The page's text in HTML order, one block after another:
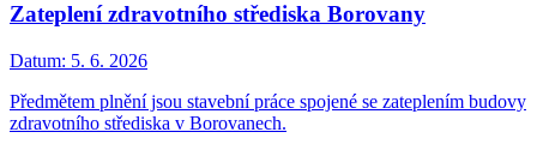
Zateplení zdravotního střediska Borovany
Datum: 5. 6. 2026
Předmětem plnění jsou stavební práce spojené se zateplením budovy
zdravotního střediska v Borovanech.